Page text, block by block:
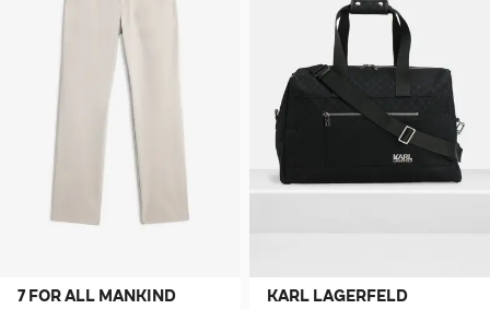
7 FOR ALL MANKIND KARL LAGERFELD